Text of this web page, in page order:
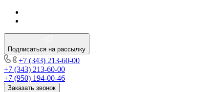
Подписаться на рассылку
+7 (343) 213-60-00
+7 (343) 213-60-00
+7 (950) 194-00-46
Заказать звонок